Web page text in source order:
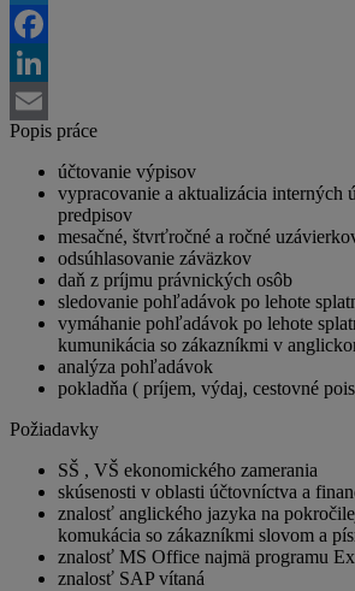
Twitter
Facebook
LinkedIn
Email
Popis práce
účtovanie výpisov
vypracovanie a aktualizácia interných
predpisov
mesačné, štvrťročné a ročné
odsúhlasovanie záväzkov
daň z príjmu právnických osôb
sledovanie pohľadávok po lehote
vymáhanie pohľadávok po lehote
kumunikácia so zákazníkmi v
analýza pohľadávok
pokladňa ( príjem, výdaj, cestovné
Požiadavky
SŠ , VŠ ekonomického zamerania
skúsenosti v oblasti účtovníctva a
znalosť anglického jazyka na
komukácia so zákazníkmi slovom a
znalosť MS Office najmä programu
znalosť SAP vítaná